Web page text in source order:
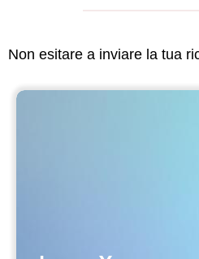
Non esitare a inviare la tua